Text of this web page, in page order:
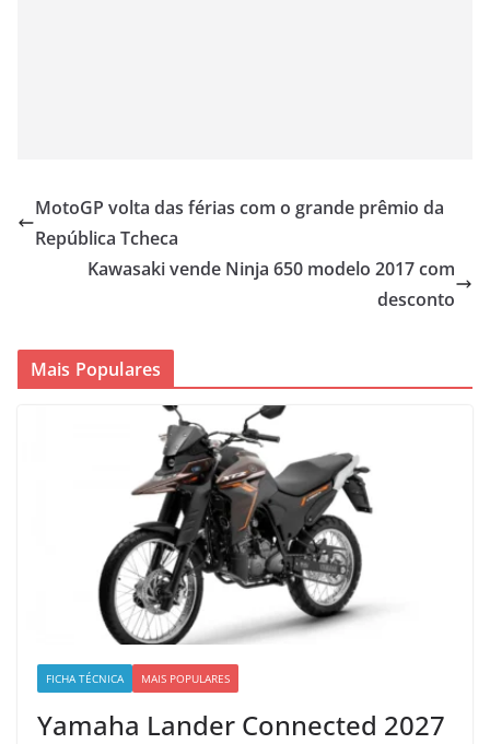
MotoGP volta das férias com o grande prêmio da
República Tcheca
Kawasaki vende Ninja 650 modelo 2017 com
desconto
Mais Populares
FICHA TÉCNICA MAIS POPULARES
Yamaha Lander Connected 2027